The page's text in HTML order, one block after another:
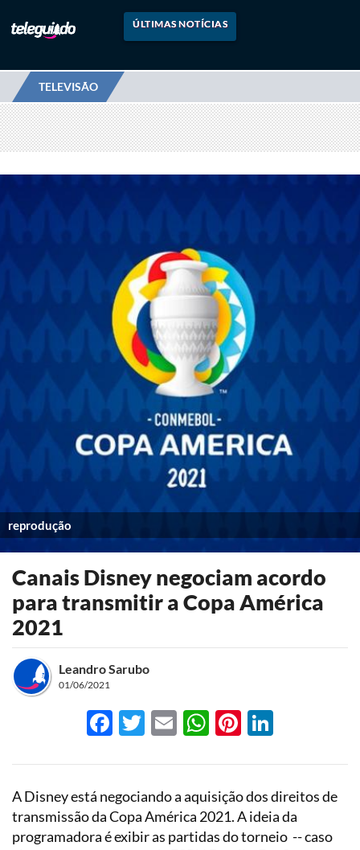
ÚLTIMAS NOTÍCIAS
TELEVISÃO
reprodução
Canais Disney negociam acordo
para transmitir a Copa América
2021
Leandro Sarubo
01/06/2021
Facebook
Twitter
EmailWhatsApp
Pinterest
A Disney está negociando a aquisição dos direitos de
transmissão da Copa América 2021. A ideia da
programadora é exibir as partidas do torneio -- caso